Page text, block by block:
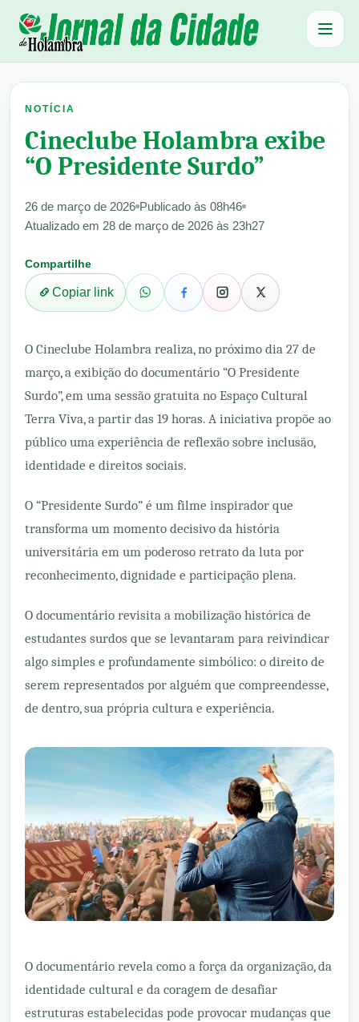
Abrir
NOTÍCIA
Cineclube Holambra exibe
“O Presidente Surdo”
26 de março de 2026 Publicado às 08h46
Atualizado em 28 de março de 2026 às 23h27
Compartilhe
Copiar link
O Cineclube Holambra realiza, no próximo dia 27 de
março, a exibição do documentário “O Presidente
Surdo”, em uma sessão gratuita no Espaço Cultural
Terra Viva, a partir das 19 horas. A iniciativa propõe ao
público uma experiência de reflexão sobre inclusão,
identidade e direitos sociais.
O “Presidente Surdo” é um filme inspirador que
transforma um momento decisivo da história
universitária em um poderoso retrato da luta por
reconhecimento, dignidade e participação plena.
O documentário revisita a mobilização histórica de
estudantes surdos que se levantaram para reivindicar
algo simples e profundamente simbólico: o direito de
serem representados por alguém que compreendesse,
de dentro, sua própria cultura e experiência.
O documentário revela como a força da organização, da
identidade cultural e da coragem de desafiar
estruturas estabelecidas pode provocar mudanças que